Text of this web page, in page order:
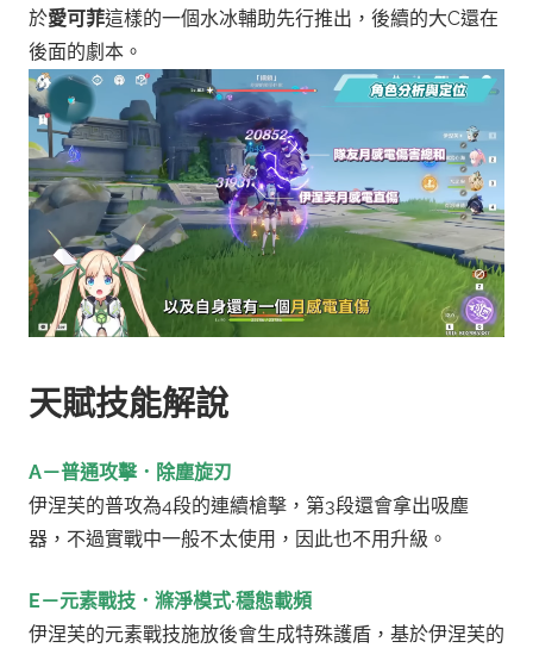
於愛可菲這樣的一個水冰輔助先行推出，後續的大C還在
後面的劇本。
天賦技能解說
A－普通攻擊．除塵旋刃
伊涅芙的普攻為4段的連續槍擊，第3段還會拿出吸塵
器，不過實戰中一般不太使用，因此也不用升級。
E－元素戰技．滌淨模式·穩態載頻
伊涅芙的元素戰技施放後會生成特殊護盾，基於伊涅芙的